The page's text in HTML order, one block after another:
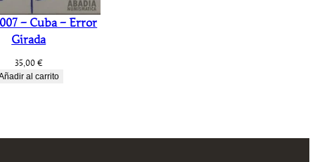
– Cuba – Error
Girada
35,00 €
al carrito